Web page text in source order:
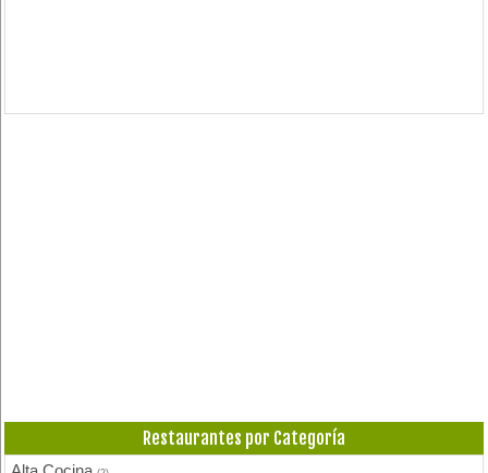
Restaurantes por Categoría